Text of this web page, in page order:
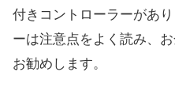
付きコントローラーがあ
ーは注意点をよく読み、
お勧めします。